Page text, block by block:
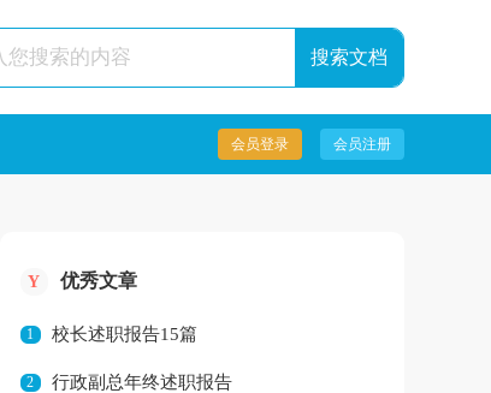
会员登录 会员注册
Y 优秀文章
1 校长述职报告15篇
2 行政副总年终述职报告